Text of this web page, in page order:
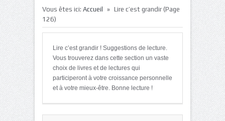
Vous êtes ici: Accueil » Lire c’est grandir(Page
126)
Lire c’est grandir ! Suggestions de lecture.
Vous trouverez dans cette section un vaste
choix de livres et de lectures qui
participeront à votre croissance personnelle
et à votre mieux-être. Bonne lecture !